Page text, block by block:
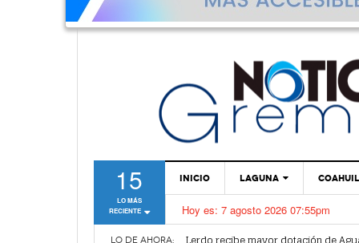
15
LO MÁS
RECIENTE
INICIO LAGUNA
TORREÓN
GÓMEZ PALACIO
Hoy es: 7 agosto 2026 07:55pm
LO DE AHORA:
Vamos a ser parte de esta nueva